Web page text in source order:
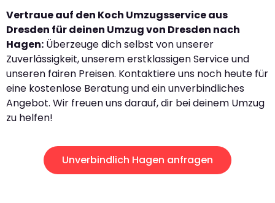
Vertraue auf den Koch Umzugsservice aus
Dresden für deinen Umzug von Dresden nach
Hagen: Überzeuge dich selbst von unserer
Zuverlässigkeit, unserem erstklassigen Service und
unseren fairen Preisen. Kontaktiere uns noch heute für
eine kostenlose Beratung und ein unverbindliches
Angebot. Wir freuen uns darauf, dir bei deinem Umzug
zu helfen!
Unverbindlich Hagen anfragen